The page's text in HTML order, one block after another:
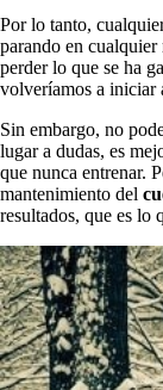
Por lo tanto,
parando en
perder lo que se ha
volveríamos a iniciar
Sin embargo, no
lugar a dudas, es
que nunca entrenar.
mantenimiento del
resultados, que es lo